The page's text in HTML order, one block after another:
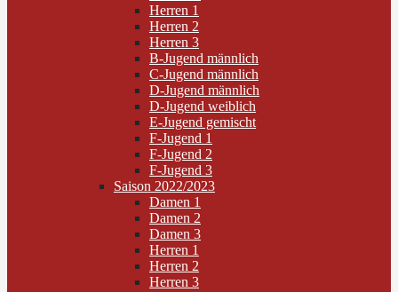
Herren 1
Herren 2
Herren 3
B-Jugend männlich
C-Jugend männlich
D-Jugend männlich
D-Jugend weiblich
E-Jugend gemischt
F-Jugend 1
F-Jugend 2
F-Jugend 3
Saison 2022/2023
Damen 1
Damen 2
Damen 3
Herren 1
Herren 2
Herren 3